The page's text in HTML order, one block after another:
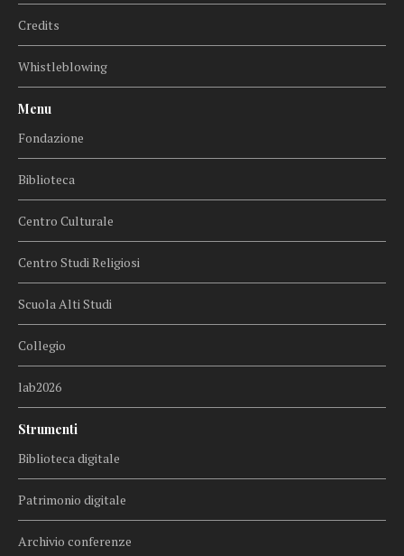
Credits
Whistleblowing
Menu
Fondazione
Biblioteca
Centro Culturale
Centro Studi Religiosi
Scuola Alti Studi
Collegio
lab2026
Strumenti
Biblioteca digitale
Patrimonio digitale
Archivio conferenze